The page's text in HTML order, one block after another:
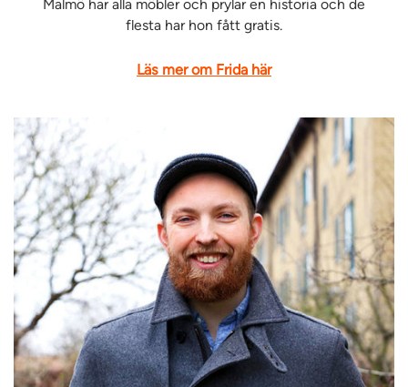
Malmö har alla möbler och prylar en historia och de
flesta har hon fått gratis.
Läs mer om Frida här